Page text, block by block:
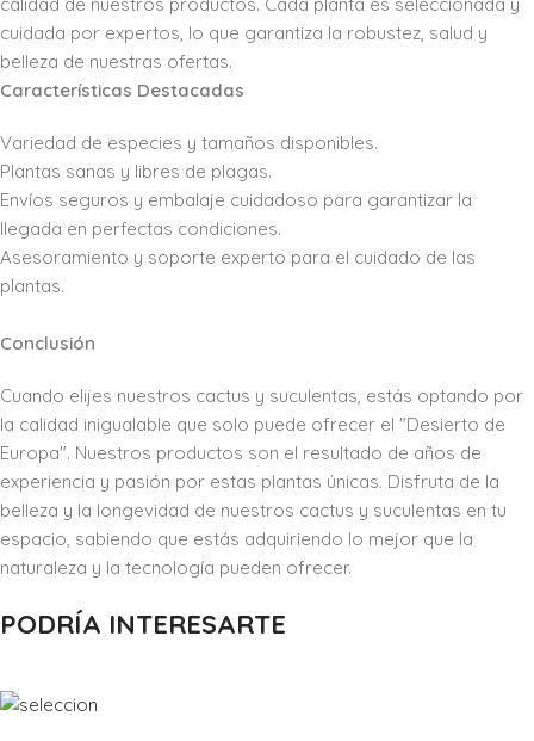
cuidada por expertos, lo que garantiza la robustez, salud y
belleza de nuestras ofertas.
Características Destacadas
Variedad de especies y tamaños disponibles.
Plantas sanas y libres de plagas.
Envíos seguros y embalaje cuidadoso para garantizar la
llegada en perfectas condiciones.
Asesoramiento y soporte experto para el cuidado de las
plantas.
Conclusión
Cuando elijes nuestros cactus y suculentas, estás optando por
la calidad inigualable que solo puede ofrecer el "Desierto de
Europa". Nuestros productos son el resultado de años de
experiencia y pasión por estas plantas únicas. Disfruta de la
belleza y la longevidad de nuestros cactus y suculentas en tu
espacio, sabiendo que estás adquiriendo lo mejor que la
naturaleza y la tecnología pueden ofrecer.
PODRÍA INTERESARTE